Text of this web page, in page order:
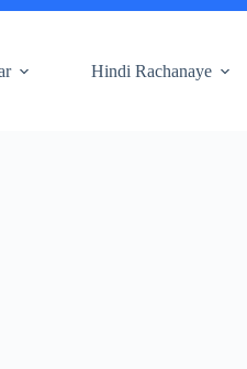
Hindi Rachanaye